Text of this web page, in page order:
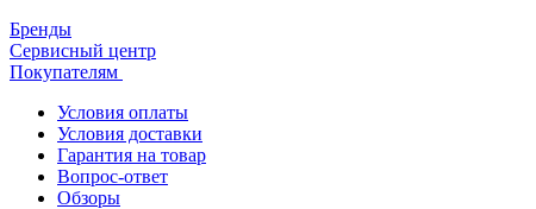
Бренды
Сервисный центр
Покупателям
Условия оплаты
Условия доставки
Гарантия на товар
Вопрос-ответ
Обзоры